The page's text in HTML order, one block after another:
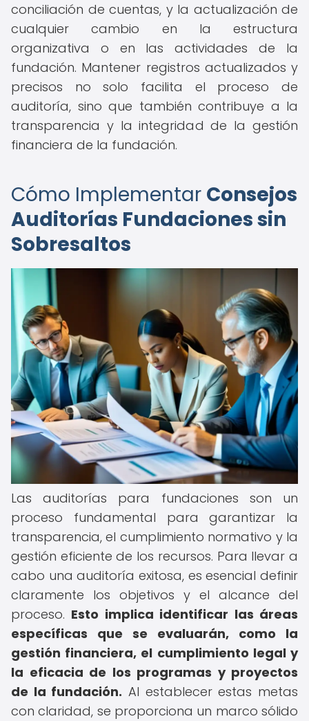
conciliación de cuentas, y la actualización de
cualquier cambio en la estructura
organizativa o en las actividades de la
fundación. Mantener registros actualizados y
precisos no solo facilita el proceso de
auditoría, sino que también contribuye a la
transparencia y la integridad de la gestión
financiera de la fundación.
Cómo Implementar Consejos
Auditorías Fundaciones sin
Sobresaltos
Las auditorías para fundaciones son un
proceso fundamental para garantizar la
transparencia, el cumplimiento normativo y la
gestión eficiente de los recursos. Para llevar a
cabo una auditoría exitosa, es esencial definir
claramente los objetivos y el alcance del
proceso. Esto implica identificar las áreas
específicas que se evaluarán, como la
gestión financiera, el cumplimiento legal y
la eficacia de los programas y proyectos
de la fundación. Al establecer estas metas
con claridad, se proporciona un marco sólido